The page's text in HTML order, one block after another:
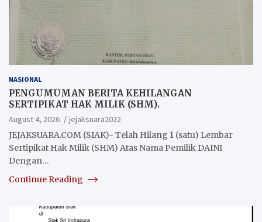
NASIONAL
PENGUMUMAN BERITA KEHILANGAN
SERTIPIKAT HAK MILIK (SHM).
August 4, 2026
jejaksuara2022
JEJAKSUARA.COM (SIAK)- Telah Hilang 1 (satu) Lembar
Sertipikat Hak Milik (SHM) Atas Nama Pemilik DAINI
Dengan…
Continue Reading